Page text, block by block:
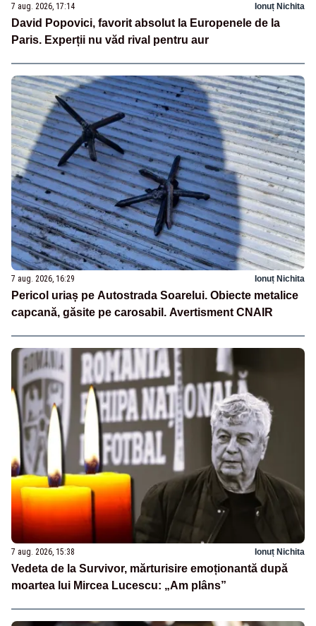
7 aug. 2026, 17:14 Ionuț Nichita
David Popovici, favorit absolut la Europenele de la
Paris. Experții nu văd rival pentru aur
7 aug. 2026, 16:29 Ionuț Nichita
Pericol uriaș pe Autostrada Soarelui. Obiecte metalice
capcană, găsite pe carosabil. Avertisment CNAIR
7 aug. 2026, 15:38 Ionuț Nichita
Vedeta de la Survivor, mărturisire emoționantă după
moartea lui Mircea Lucescu: „Am plâns”